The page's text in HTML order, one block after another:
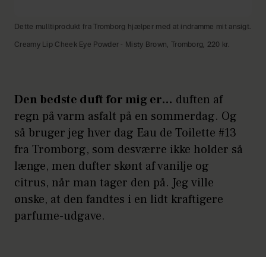
Dette mulltiprodukt fra Tromborg hjælper med at indramme mit ansigt.
Creamy Lip Cheek Eye Powder - Misty Brown, Tromborg, 220 kr.
Den bedste duft for mig er… duften af
regn på varm asfalt på en sommerdag. Og
så bruger jeg hver dag Eau de Toilette #13
fra Tromborg, som desværre ikke holder så
længe, men dufter skønt af vanilje og
citrus, når man tager den på. Jeg ville
ønske, at den fandtes i en lidt kraftigere
parfume-udgave.